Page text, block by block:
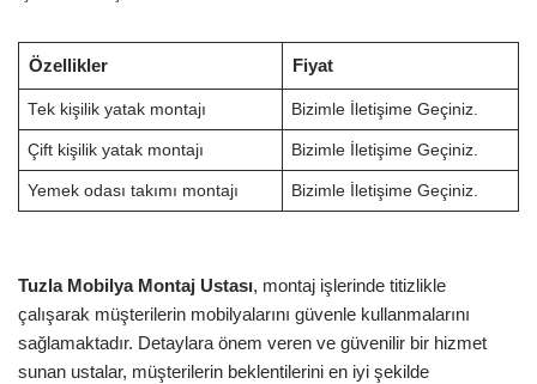
Özellikler Fiyat
Tek kişilik yatak montajı Bizimle İletişime Geçiniz.
Çift kişilik yatak montajı Bizimle İletişime Geçiniz.
Yemek odası takımı montajı Bizimle İletişime Geçiniz.
Tuzla Mobilya Montaj Ustası, montaj işlerinde titizlikle
çalışarak müşterilerin mobilyalarını güvenle kullanmalarını
sağlamaktadır. Detaylara önem veren ve güvenilir bir hizmet
sunan ustalar, müşterilerin beklentilerini en iyi şekilde